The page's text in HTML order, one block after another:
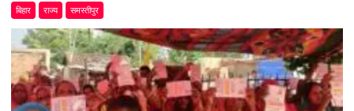
बिहार राज्य समस्तीपुर